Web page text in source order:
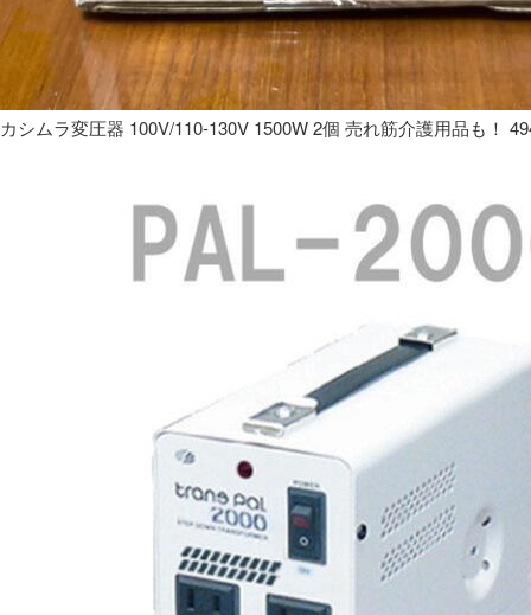
カシムラ変圧器 100V/110-130V 1500W 2個 売れ筋介護用品も！